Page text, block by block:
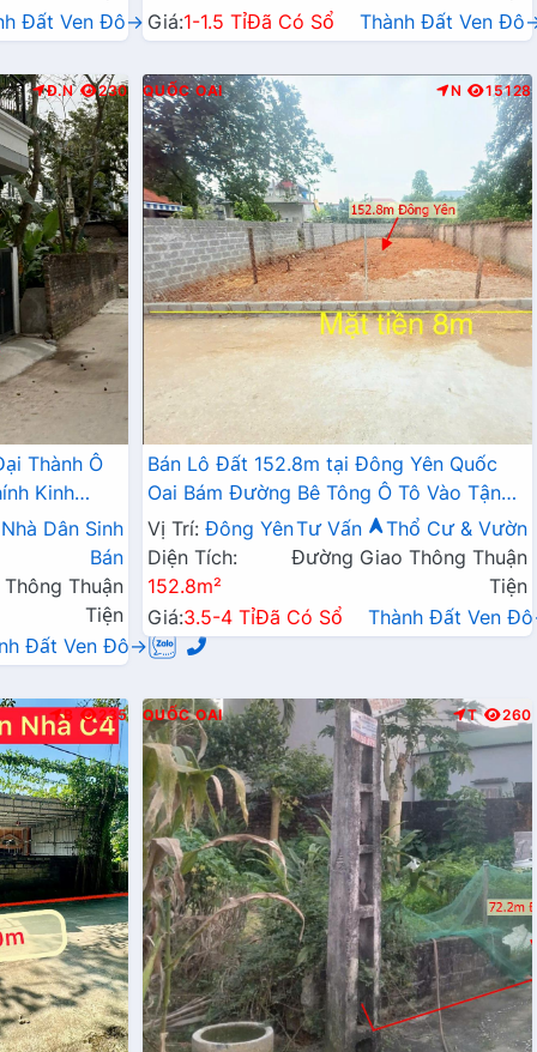
Đất Ven Đô→ Giá:1-1.5 TỉĐã Có Sổ Thành Đất Ven
Đ.N 230
Thành Ô
Kinh
Nhà Dân Sinh
Bán
Thuận
Tiện
Đất Ven Đô→
QUỐC OAI N 15128
Bán Lô Đất 152.8m tại Đông Yên Quốc
Oai Bám Đường Bê Tông Ô Tô Vào Tận
Đất Dân Cư Đông Đúc Thân Thiện Giá
Đầu Tư
Vị Trí: Đông YênTư Vấn
Thổ Cư & Vườn
Diện Tích:
152.8m²
Đường Giao Thông Thuận
Tiện
Giá:3.5-4 TỉĐã Có Sổ Thành Đất Ven
B 235 QUỐC OAI T 260